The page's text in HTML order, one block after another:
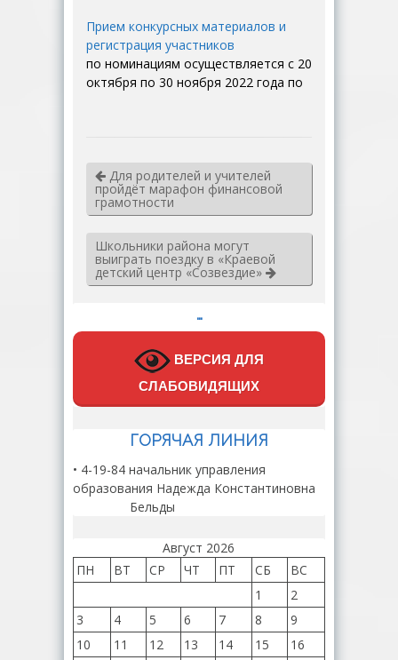
Прием конкурсных материалов и
регистрация участников
по номинациям осуществляется с 20
октября по 30 ноября 2022 года по
Для родителей и учителей
пройдёт марафон финансовой
грамотности
Школьники района могут
выиграть поездку в «Краевой
детский центр «Созвездие»
…
ВЕРСИЯ ДЛЯ
СЛАБОВИДЯЩИХ
ГОРЯЧАЯ ЛИНИЯ
• 4-19-84 начальник управления
образования Надежда Константиновна
Бельды
Август 2026
ПН
ВТ СР ЧТ ПТ СБ
ВС
1
2
3
4 5 6 7 8
9
10
11 12 13 14 15
16